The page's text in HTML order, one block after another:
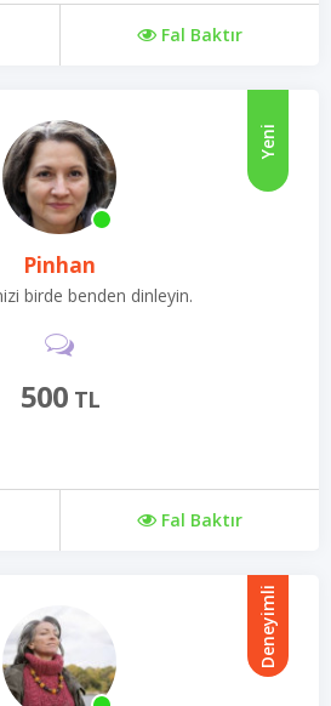
Fal Baktır
Yeni
Pinhan
birde benden dinleyin.
500 TL
Fal Baktır
Deneyimli